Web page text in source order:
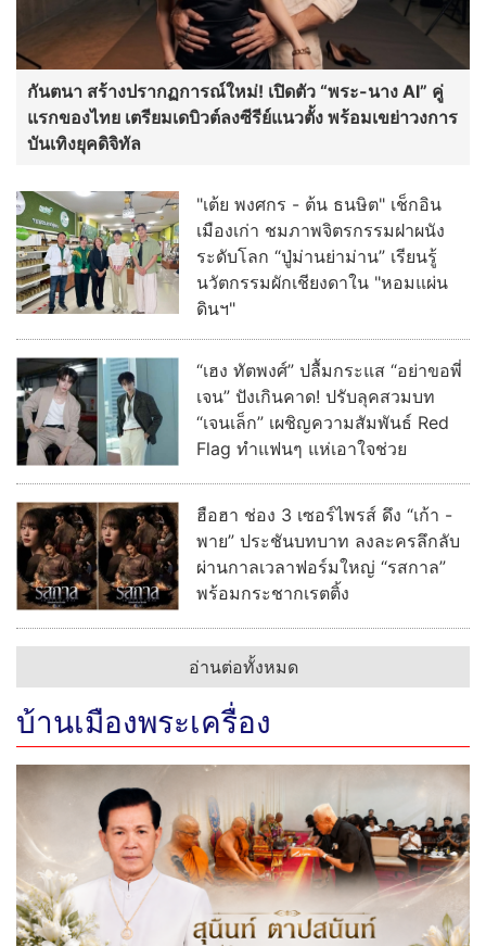
กันตนา สร้างปรากฏการณ์ใหม่! เปิดตัว “พระ-นาง AI” คู่
แรกของไทย เตรียมเดบิวต์ลงซีรีย์แนวตั้ง พร้อมเขย่าวงการ
บันเทิงยุคดิจิทัล
"เต้ย พงศกร - ต้น ธนษิต" เช็กอิน
เมืองเก่า ชมภาพจิตรกรรมฝาผนัง
ระดับโลก “ปู่ม่านย่าม่าน” เรียนรู้
นวัตกรรมผักเชียงดาใน "หอมแผ่น
ดินฯ"
“เฮง ทัตพงศ์” ปลื้มกระแส “อย่าขอพี่
เจน” ปังเกินคาด! ปรับลุคสวมบท
“เจนเล็ก” เผชิญความสัมพันธ์ Red
Flag ทำแฟนๆ แห่เอาใจช่วย
ฮือฮา ช่อง 3 เซอร์ไพรส์ ดึง “เก้า -
พาย” ประชันบทบาท ลงละครลึกลับ
ผ่านกาลเวลาฟอร์มใหญ่ “รสกาล”
พร้อมกระชากเรตติ้ง
อ่านต่อทั้งหมด
บ้านเมืองพระเครื่อง